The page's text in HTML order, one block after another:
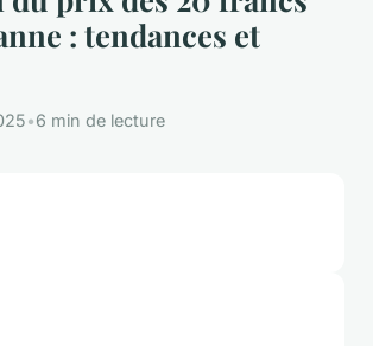
: tendances et
•6 min de lecture